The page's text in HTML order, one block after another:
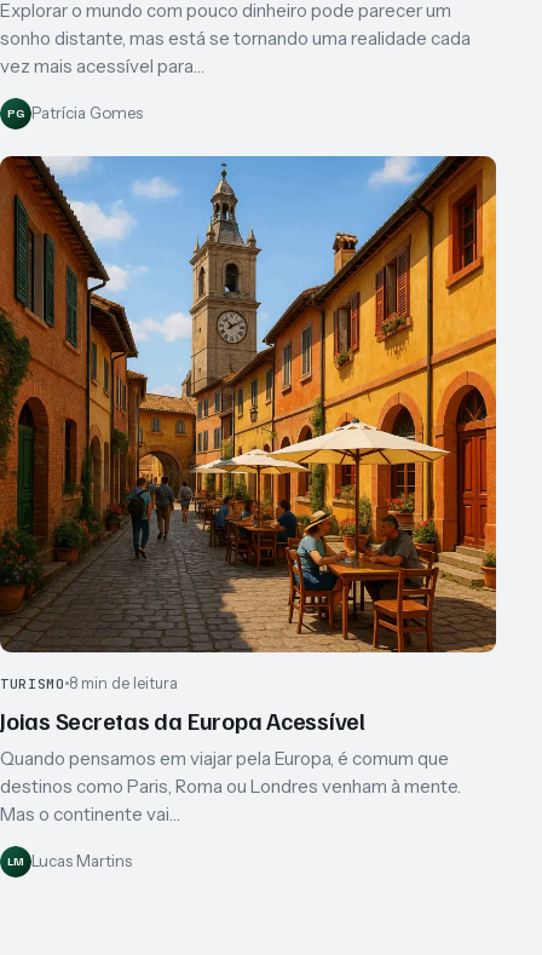
Explorar o mundo com pouco dinheiro pode parecer um
sonho distante, mas está se tornando uma realidade cada
vez mais acessível para…
PG Patrícia Gomes
TURISMO 8 min de leitura
Joias Secretas da Europa Acessível
Quando pensamos em viajar pela Europa, é comum que
destinos como Paris, Roma ou Londres venham à mente.
Mas o continente vai…
LM Lucas Martins